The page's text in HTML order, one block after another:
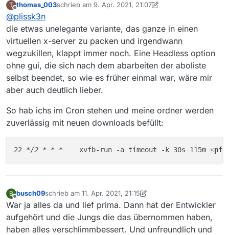
T
Offline
thomas_003schrieb am 9. Apr. 2021, 21:07
zuletzt editiert von thomas_0034. Sept. 2021, 23:11
@plissk3n
die etwas unelegante variante, das ganze in einen
virtuellen x-server zu packen und irgendwann
wegzukillen, klappt immer noch. Eine Headless option
ohne gui, die sich nach dem abarbeiten der aboliste
selbst beendet, so wie es früher einmal war, wäre mir
aber auch deutlich lieber.
So hab ichs im Cron stehen und meine ordner werden
zuverlässig mit neuen downloads befüllt:
22 */2 * * *
    xvfb-run -a timeout -k 30s 115m
<
B
Offline
busch09schrieb am 11. Apr. 2021, 21:15
zuletzt editiert von busch09 4. Nov. 2021, 23:22
War ja alles da und lief prima. Dann hat der Entwickler
aufgehört und die Jungs die das übernommen haben,
haben alles verschlimmbessert. Und unfreundlich und